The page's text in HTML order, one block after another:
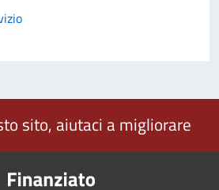
sito, aiutaci a migliorare